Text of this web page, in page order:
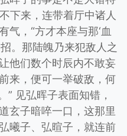
下来，连带着厅中诸人
气，“方才本座与那‘血
。那陆魄乃来犯敌人之
他们数个时辰内不敢妄
来，便可一举破敌，何
” 见弘晖子表面知错，
玄子暗啐一口，这那里
曦子、弘暄子，就连前